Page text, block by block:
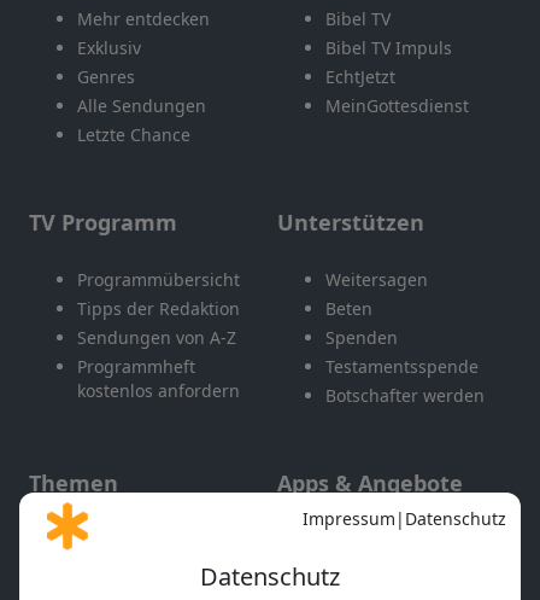
Mehr entdecken
Exklusiv
Genres
Alle Sendungen
Letzte Chance
Bibel TV
Bibel TV Impuls
EchtJetzt
MeinGottesdienst
TV Programm
Programmübersicht
Tipps der Redaktion
Sendungen von A-Z
Programmheft
kostenlos anfordern
Unterstützen
Weitersagen
Beten
Spenden
Testamentsspende
Botschafter werden
Themen
Gott und Bibel erklärt
Apps & Angebote
Mobile App